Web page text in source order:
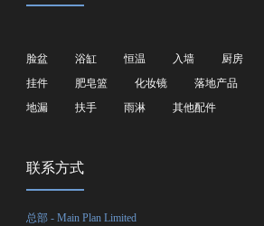
脸盆 浴缸 恒温 入墙 厨房
挂件
肥皂篮 化妆镜 落地产品
地漏
扶手 雨淋 其他配件
联系方式
总部 - Main Plan Limited